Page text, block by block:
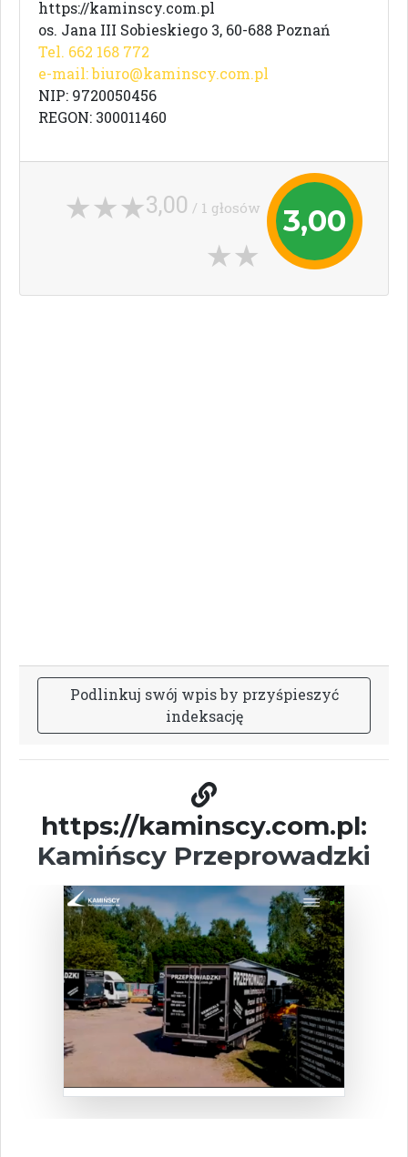
https://kaminscy.com.pl
os. Jana III Sobieskie­go 3, 60-688 Poznań
Tel. 662 168 772
e-mail:biuro@kaminscy.com.pl
NIP: 9720050456
REGON: 300011460
3,00
3,00 / 1 głosów
Podlinkuj swój wpisby przyśpieszyć
indeksację
https://kaminscy.com.pl:
Kamińscy Przeprowadzki